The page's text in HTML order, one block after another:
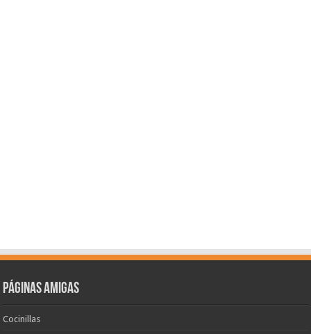
Páginas amigas
Cocinillas